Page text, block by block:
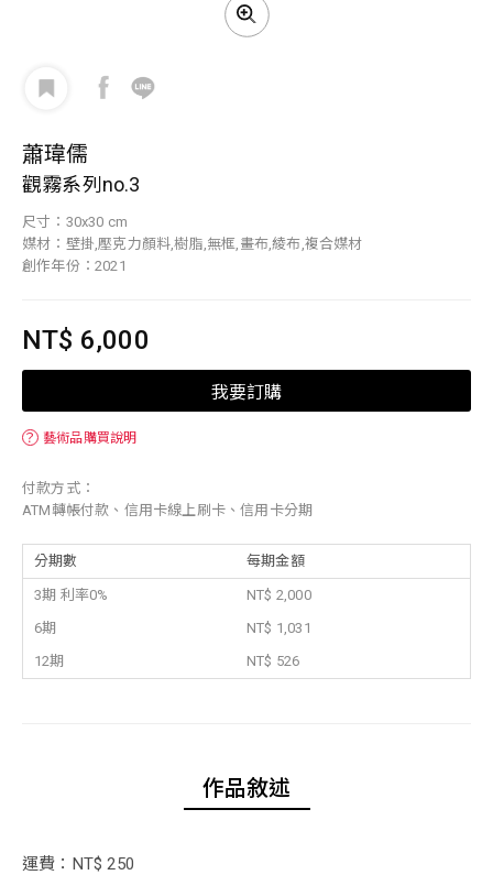
蕭瑋儒
觀霧系列no.3
尺寸：30x30 cm
媒材：壁掛,壓克力顏料,樹脂,無框,畫布,綾布,複合媒材
創作年份：2021
NT$ 6,000
我要訂購
？ 藝術品購買說明
付款方式：
ATM轉帳付款、信用卡線上刷卡、信用卡分期
分期數 每期金額
3期 利率0%
NT$ 2,000
6期
NT$ 1,031
12期
NT$ 526
作品敘述
運費：NT$ 250